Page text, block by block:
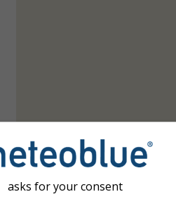
asks for your consent